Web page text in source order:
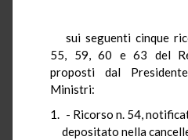
sui seguenti cinque
55, 59, 60 e 63 del
proposti dal
Ministri:
- Ricorso n. 54,
depositato nella